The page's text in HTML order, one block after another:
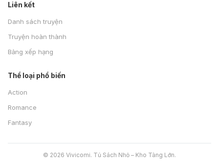
Liên kết
Danh sách truyện
Truyện hoàn thành
Bảng xếp hạng
Thể loại phổ biến
Action
Romance
Fantasy
© 2026 Vivicomi. Tủ Sách Nhỏ – Kho Tàng Lớn.